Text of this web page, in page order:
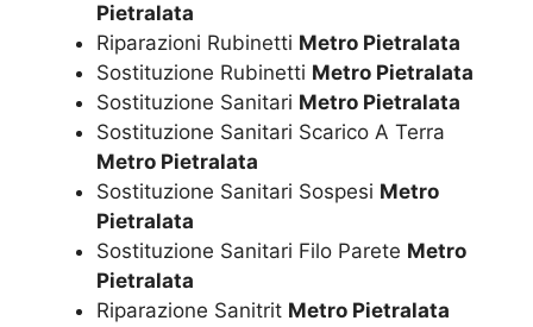
Pietralata
Riparazioni Rubinetti Metro Pietralata
Sostituzione Rubinetti Metro Pietralata
Sostituzione Sanitari Metro Pietralata
Sostituzione Sanitari Scarico A Terra
Metro Pietralata
Sostituzione Sanitari Sospesi Metro
Pietralata
Sostituzione Sanitari Filo Parete Metro
Pietralata
Riparazione Sanitrit Metro Pietralata